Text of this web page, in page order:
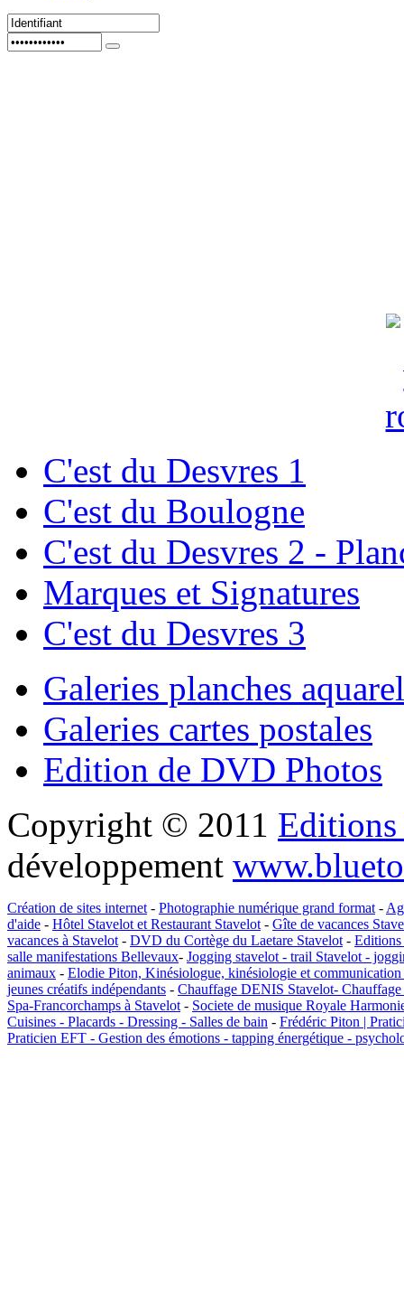
C'est du Desvres 1
C'est du Boulogne
C'est du Desvres 2 -
Marques et Signatures
C'est du Desvres 3
Galeries planches
Galeries cartes postales
Edition de DVD Photos
Copyright © 2011
développement
Création de sites internet- Photographie numérique grand format-
d'aide - Hôtel Stavelot et Restaurant Stavelot- Gîte de vacances
vacances à Stavelot- DVD du Cortège du Laetare Stavelot- Editions
salle manifestations Bellevaux- Jogging stavelot - trail Stavelot -
animaux - Elodie Piton, Kinésiologue, kinésiologie et communication
jeunes créatifs indépendants - Chauffage DENIS Stavelot-
Spa-Francorchamps à Stavelot- Societe de musique Royale
Cuisines - Placards - Dressing - Salles de bain - Frédéric Piton |
Praticien EFT - Gestion des émotions - tapping énergétique -